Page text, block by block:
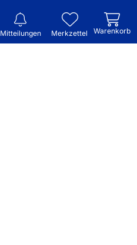
Mitteilungen Merkzettel Warenkorb